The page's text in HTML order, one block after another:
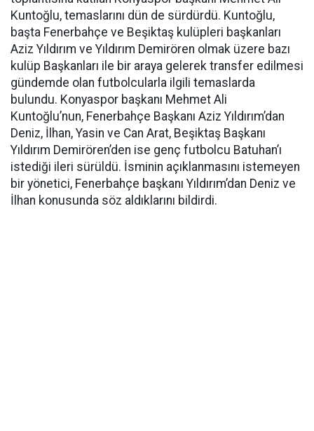
Kuntoğlu, temaslarını dün de sürdürdü. Kuntoğlu,
başta Fenerbahçe ve Beşiktaş kulüpleri başkanları
Aziz Yıldırım ve Yıldırım Demirören olmak üzere bazı
kulüp Başkanları ile bir araya gelerek transfer edilmesi
gündemde olan futbolcularla ilgili temaslarda
bulundu. Konyaspor başkanı Mehmet Ali
Kuntoğlu’nun, Fenerbahçe Başkanı Aziz Yıldırım’dan
Deniz, İlhan, Yasin ve Can Arat, Beşiktaş Başkanı
Yıldırım Demirören’den ise genç futbolcu Batuhan’ı
istediği ileri sürüldü. İsminin açıklanmasını istemeyen
bir yönetici, Fenerbahçe başkanı Yıldırım’dan Deniz ve
İlhan konusunda söz aldıklarını bildirdi.